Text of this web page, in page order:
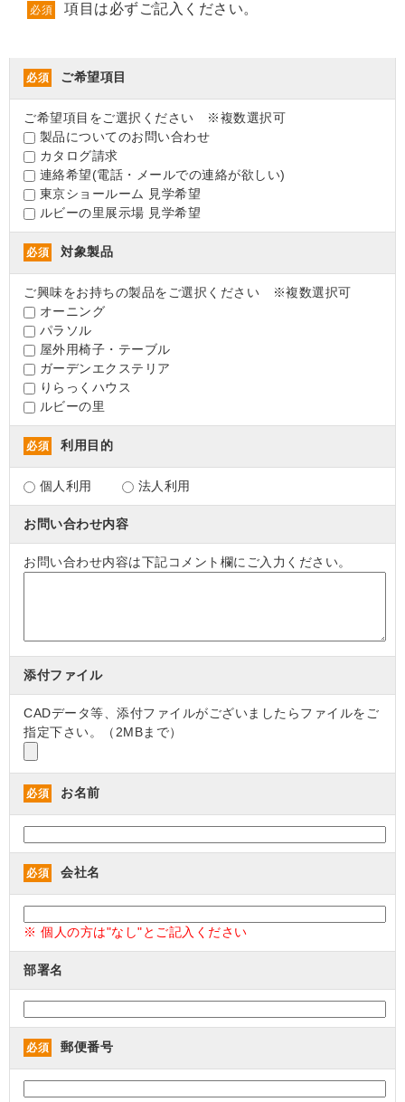
必須 項目は必ずご記入ください。
必須 ご希望項目
ご希望項目をご選択ください ※複数選択可
製品についてのお問い合わせ
カタログ請求
連絡希望(電話・メールでの連絡が欲しい)
東京ショールーム 見学希望
ルビーの里展示場 見学希望
必須 対象製品
ご興味をお持ちの製品をご選択ください ※複数選択可
オーニング
パラソル
屋外用椅子・テーブル
ガーデンエクステリア
りらっくハウス
ルビーの里
必須 利用目的
個人利用 法人利用
お問い合わせ内容
お問い合わせ内容は下記コメント欄にご入力ください。
添付ファイル
CADデータ等、添付ファイルがございましたらファイルをご
指定下さい。（2MBまで）
必須 お名前
必須 会社名
※ 個人の方は"なし"とご記入ください
部署名
必須 郵便番号